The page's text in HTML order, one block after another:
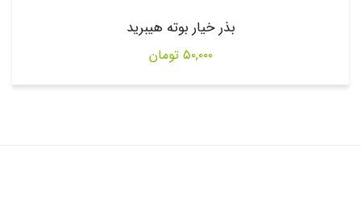
بذر خیار بوته هیبرید
۵۰,۰۰۰ تومان